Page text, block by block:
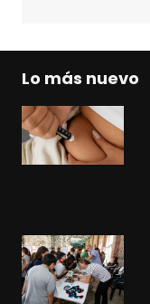
Lo más nuevo